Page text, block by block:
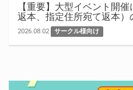
【重要】大型イベント開
返本、指定住所宛て返本
2026.08.02 サークル様向け